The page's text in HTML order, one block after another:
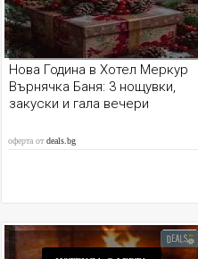
Нова Година в Хотел Меркур
Върнячка Баня: 3 нощувки,
закуски и гала вечери
оферта от deals.bg